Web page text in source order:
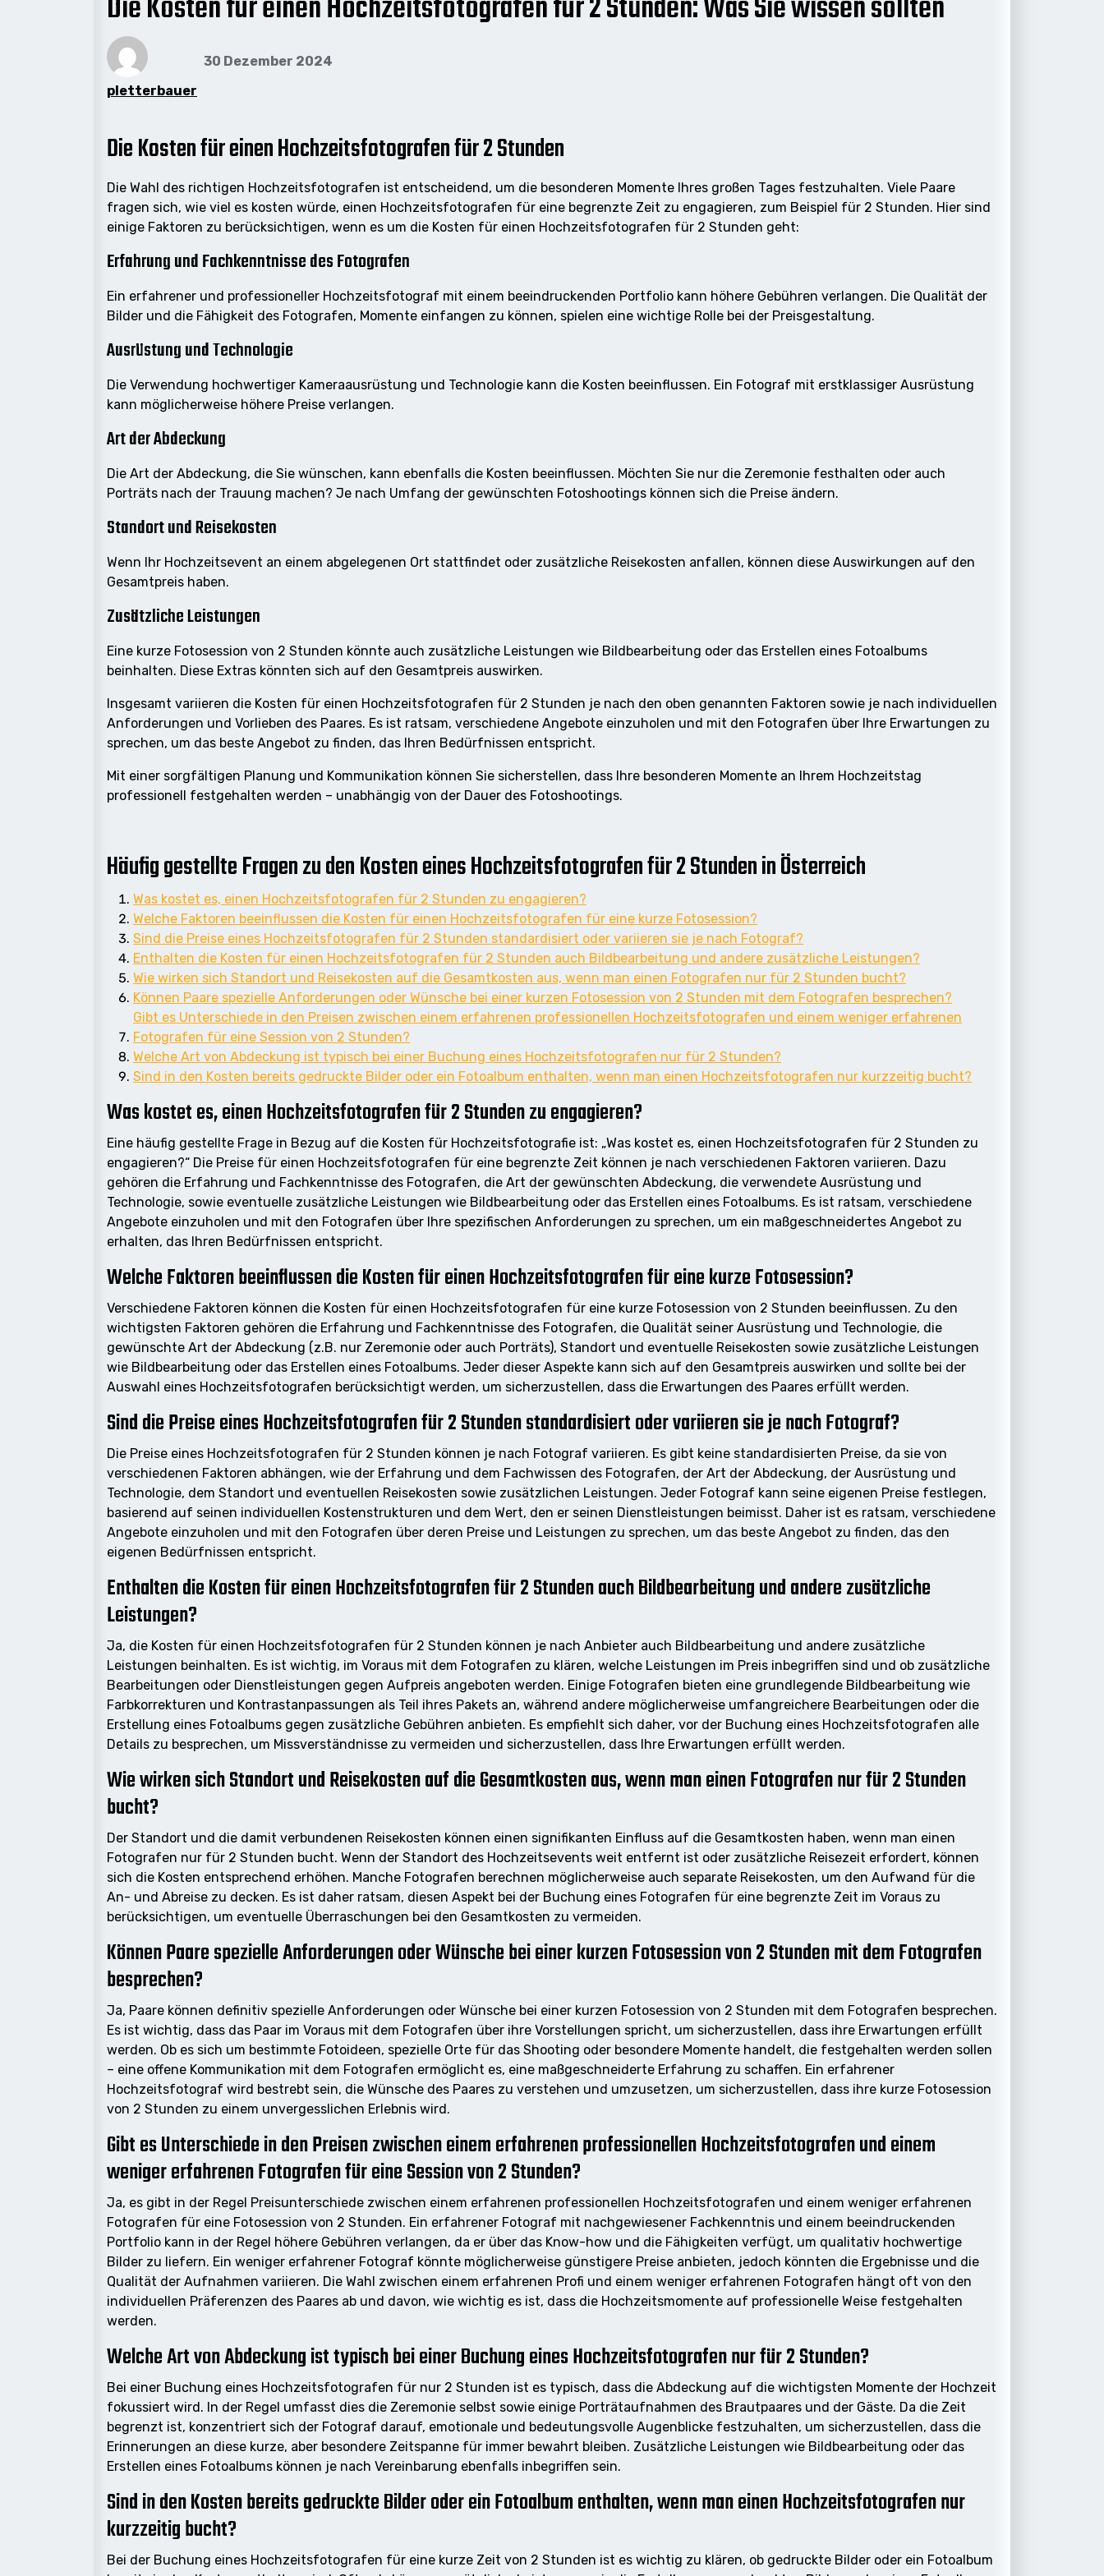
pletterbauer
30 Dezember 2024
Die Kosten für einen Hochzeitsfotografen für 2 Stunden
Die Wahl des richtigen Hochzeitsfotografen ist entscheidend, um die besonderen Momente Ihres großen Tages festzuhalten. Viele Paare
fragen sich, wie viel es kosten würde, einen Hochzeitsfotografen für eine begrenzte Zeit zu engagieren, zum Beispiel für 2 Stunden. Hier sind
einige Faktoren zu berücksichtigen, wenn es um die Kosten für einen Hochzeitsfotografen für 2 Stunden geht:
Erfahrung und Fachkenntnisse des Fotografen
Ein erfahrener und professioneller Hochzeitsfotograf mit einem beeindruckenden Portfolio kann höhere Gebühren verlangen. Die Qualität der
Bilder und die Fähigkeit des Fotografen, Momente einfangen zu können, spielen eine wichtige Rolle bei der Preisgestaltung.
Ausrüstung und Technologie
Die Verwendung hochwertiger Kameraausrüstung und Technologie kann die Kosten beeinflussen. Ein Fotograf mit erstklassiger Ausrüstung
kann möglicherweise höhere Preise verlangen.
Art der Abdeckung
Die Art der Abdeckung, die Sie wünschen, kann ebenfalls die Kosten beeinflussen. Möchten Sie nur die Zeremonie festhalten oder auch
Porträts nach der Trauung machen? Je nach Umfang der gewünschten Fotoshootings können sich die Preise ändern.
Standort und Reisekosten
Wenn Ihr Hochzeitsevent an einem abgelegenen Ort stattfindet oder zusätzliche Reisekosten anfallen, können diese Auswirkungen auf den
Gesamtpreis haben.
Zusätzliche Leistungen
Eine kurze Fotosession von 2 Stunden könnte auch zusätzliche Leistungen wie Bildbearbeitung oder das Erstellen eines Fotoalbums
beinhalten. Diese Extras könnten sich auf den Gesamtpreis auswirken.
Insgesamt variieren die Kosten für einen Hochzeitsfotografen für 2 Stunden je nach den oben genannten Faktoren sowie je nach individuellen
Anforderungen und Vorlieben des Paares. Es ist ratsam, verschiedene Angebote einzuholen und mit den Fotografen über Ihre Erwartungen zu
sprechen, um das beste Angebot zu finden, das Ihren Bedürfnissen entspricht.
Mit einer sorgfältigen Planung und Kommunikation können Sie sicherstellen, dass Ihre besonderen Momente an Ihrem Hochzeitstag
professionell festgehalten werden – unabhängig von der Dauer des Fotoshootings.
Häufig gestellte Fragen zu den Kosten eines Hochzeitsfotografen für 2 Stunden in Österreich
Was kostet es, einen Hochzeitsfotografen für 2 Stunden zu engagieren?
Welche Faktoren beeinflussen die Kosten für einen Hochzeitsfotografen für eine kurze Fotosession?
Sind die Preise eines Hochzeitsfotografen für 2 Stunden standardisiert oder variieren sie je nach Fotograf?
Enthalten die Kosten für einen Hochzeitsfotografen für 2 Stunden auch Bildbearbeitung und andere zusätzliche Leistungen?
Wie wirken sich Standort und Reisekosten auf die Gesamtkosten aus, wenn man einen Fotografen nur für 2 Stunden bucht?
Können Paare spezielle Anforderungen oder Wünsche bei einer kurzen Fotosession von 2 Stunden mit dem Fotografen besprechen?
Gibt es Unterschiede in den Preisen zwischen einem erfahrenen professionellen Hochzeitsfotografen und einem weniger erfahrenen
Fotografen für eine Session von 2 Stunden?
Welche Art von Abdeckung ist typisch bei einer Buchung eines Hochzeitsfotografen nur für 2 Stunden?
Sind in den Kosten bereits gedruckte Bilder oder ein Fotoalbum enthalten, wenn man einen Hochzeitsfotografen nur kurzzeitig bucht?
Was kostet es, einen Hochzeitsfotografen für 2 Stunden zu engagieren?
Eine häufig gestellte Frage in Bezug auf die Kosten für Hochzeitsfotografie ist: „Was kostet es, einen Hochzeitsfotografen für 2 Stunden zu
engagieren?“ Die Preise für einen Hochzeitsfotografen für eine begrenzte Zeit können je nach verschiedenen Faktoren variieren. Dazu
gehören die Erfahrung und Fachkenntnisse des Fotografen, die Art der gewünschten Abdeckung, die verwendete Ausrüstung und
Technologie, sowie eventuelle zusätzliche Leistungen wie Bildbearbeitung oder das Erstellen eines Fotoalbums. Es ist ratsam, verschiedene
Angebote einzuholen und mit den Fotografen über Ihre spezifischen Anforderungen zu sprechen, um ein maßgeschneidertes Angebot zu
erhalten, das Ihren Bedürfnissen entspricht.
Welche Faktoren beeinflussen die Kosten für einen Hochzeitsfotografen für eine kurze Fotosession?
Verschiedene Faktoren können die Kosten für einen Hochzeitsfotografen für eine kurze Fotosession von 2 Stunden beeinflussen. Zu den
wichtigsten Faktoren gehören die Erfahrung und Fachkenntnisse des Fotografen, die Qualität seiner Ausrüstung und Technologie, die
gewünschte Art der Abdeckung (z.B. nur Zeremonie oder auch Porträts), Standort und eventuelle Reisekosten sowie zusätzliche Leistungen
wie Bildbearbeitung oder das Erstellen eines Fotoalbums. Jeder dieser Aspekte kann sich auf den Gesamtpreis auswirken und sollte bei der
Auswahl eines Hochzeitsfotografen berücksichtigt werden, um sicherzustellen, dass die Erwartungen des Paares erfüllt werden.
Sind die Preise eines Hochzeitsfotografen für 2 Stunden standardisiert oder variieren sie je nach Fotograf?
Die Preise eines Hochzeitsfotografen für 2 Stunden können je nach Fotograf variieren. Es gibt keine standardisierten Preise, da sie von
verschiedenen Faktoren abhängen, wie der Erfahrung und dem Fachwissen des Fotografen, der Art der Abdeckung, der Ausrüstung und
Technologie, dem Standort und eventuellen Reisekosten sowie zusätzlichen Leistungen. Jeder Fotograf kann seine eigenen Preise festlegen,
basierend auf seinen individuellen Kostenstrukturen und dem Wert, den er seinen Dienstleistungen beimisst. Daher ist es ratsam, verschiedene
Angebote einzuholen und mit den Fotografen über deren Preise und Leistungen zu sprechen, um das beste Angebot zu finden, das den
eigenen Bedürfnissen entspricht.
Enthalten die Kosten für einen Hochzeitsfotografen für 2 Stunden auch Bildbearbeitung und andere zusätzliche
Leistungen?
Ja, die Kosten für einen Hochzeitsfotografen für 2 Stunden können je nach Anbieter auch Bildbearbeitung und andere zusätzliche
Leistungen beinhalten. Es ist wichtig, im Voraus mit dem Fotografen zu klären, welche Leistungen im Preis inbegriffen sind und ob zusätzliche
Bearbeitungen oder Dienstleistungen gegen Aufpreis angeboten werden. Einige Fotografen bieten eine grundlegende Bildbearbeitung wie
Farbkorrekturen und Kontrastanpassungen als Teil ihres Pakets an, während andere möglicherweise umfangreichere Bearbeitungen oder die
Erstellung eines Fotoalbums gegen zusätzliche Gebühren anbieten. Es empfiehlt sich daher, vor der Buchung eines Hochzeitsfotografen alle
Details zu besprechen, um Missverständnisse zu vermeiden und sicherzustellen, dass Ihre Erwartungen erfüllt werden.
Wie wirken sich Standort und Reisekosten auf die Gesamtkosten aus, wenn man einen Fotografen nur für 2 Stunden
bucht?
Der Standort und die damit verbundenen Reisekosten können einen signifikanten Einfluss auf die Gesamtkosten haben, wenn man einen
Fotografen nur für 2 Stunden bucht. Wenn der Standort des Hochzeitsevents weit entfernt ist oder zusätzliche Reisezeit erfordert, können
sich die Kosten entsprechend erhöhen. Manche Fotografen berechnen möglicherweise auch separate Reisekosten, um den Aufwand für die
An- und Abreise zu decken. Es ist daher ratsam, diesen Aspekt bei der Buchung eines Fotografen für eine begrenzte Zeit im Voraus zu
berücksichtigen, um eventuelle Überraschungen bei den Gesamtkosten zu vermeiden.
Können Paare spezielle Anforderungen oder Wünsche bei einer kurzen Fotosession von 2 Stunden mit dem Fotografen
besprechen?
Ja, Paare können definitiv spezielle Anforderungen oder Wünsche bei einer kurzen Fotosession von 2 Stunden mit dem Fotografen besprechen.
Es ist wichtig, dass das Paar im Voraus mit dem Fotografen über ihre Vorstellungen spricht, um sicherzustellen, dass ihre Erwartungen erfüllt
werden. Ob es sich um bestimmte Fotoideen, spezielle Orte für das Shooting oder besondere Momente handelt, die festgehalten werden sollen
– eine offene Kommunikation mit dem Fotografen ermöglicht es, eine maßgeschneiderte Erfahrung zu schaffen. Ein erfahrener
Hochzeitsfotograf wird bestrebt sein, die Wünsche des Paares zu verstehen und umzusetzen, um sicherzustellen, dass ihre kurze Fotosession
von 2 Stunden zu einem unvergesslichen Erlebnis wird.
Gibt es Unterschiede in den Preisen zwischen einem erfahrenen professionellen Hochzeitsfotografen und einem
weniger erfahrenen Fotografen für eine Session von 2 Stunden?
Ja, es gibt in der Regel Preisunterschiede zwischen einem erfahrenen professionellen Hochzeitsfotografen und einem weniger erfahrenen
Fotografen für eine Fotosession von 2 Stunden. Ein erfahrener Fotograf mit nachgewiesener Fachkenntnis und einem beeindruckenden
Portfolio kann in der Regel höhere Gebühren verlangen, da er über das Know-how und die Fähigkeiten verfügt, um qualitativ hochwertige
Bilder zu liefern. Ein weniger erfahrener Fotograf könnte möglicherweise günstigere Preise anbieten, jedoch könnten die Ergebnisse und die
Qualität der Aufnahmen variieren. Die Wahl zwischen einem erfahrenen Profi und einem weniger erfahrenen Fotografen hängt oft von den
individuellen Präferenzen des Paares ab und davon, wie wichtig es ist, dass die Hochzeitsmomente auf professionelle Weise festgehalten
werden.
Welche Art von Abdeckung ist typisch bei einer Buchung eines Hochzeitsfotografen nur für 2 Stunden?
Bei einer Buchung eines Hochzeitsfotografen für nur 2 Stunden ist es typisch, dass die Abdeckung auf die wichtigsten Momente der Hochzeit
fokussiert wird. In der Regel umfasst dies die Zeremonie selbst sowie einige Porträtaufnahmen des Brautpaares und der Gäste. Da die Zeit
begrenzt ist, konzentriert sich der Fotograf darauf, emotionale und bedeutungsvolle Augenblicke festzuhalten, um sicherzustellen, dass die
Erinnerungen an diese kurze, aber besondere Zeitspanne für immer bewahrt bleiben. Zusätzliche Leistungen wie Bildbearbeitung oder das
Erstellen eines Fotoalbums können je nach Vereinbarung ebenfalls inbegriffen sein.
Sind in den Kosten bereits gedruckte Bilder oder ein Fotoalbum enthalten, wenn man einen Hochzeitsfotografen nur
kurzzeitig bucht?
Bei der Buchung eines Hochzeitsfotografen für eine kurze Zeit von 2 Stunden ist es wichtig zu klären, ob gedruckte Bilder oder ein Fotoalbum